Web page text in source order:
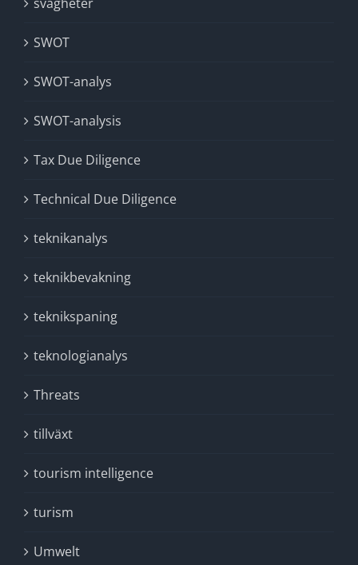
SWOT
SWOT-analys
SWOT-analysis
Tax Due Diligence
Technical Due Diligence
teknikanalys
teknikbevakning
teknikspaning
teknologianalys
Threats
tillväxt
tourism intelligence
turism
Umwelt